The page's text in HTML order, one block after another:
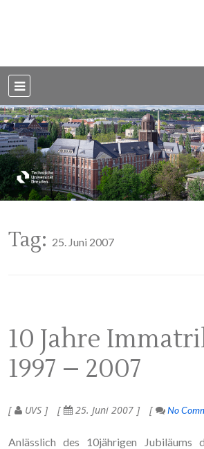
Tag: 25. Juni 2007
10 Jahre
1997 – 2007
UVS 25. Juni 2007 No
Anlässlich des 10jährigen Jubiläums